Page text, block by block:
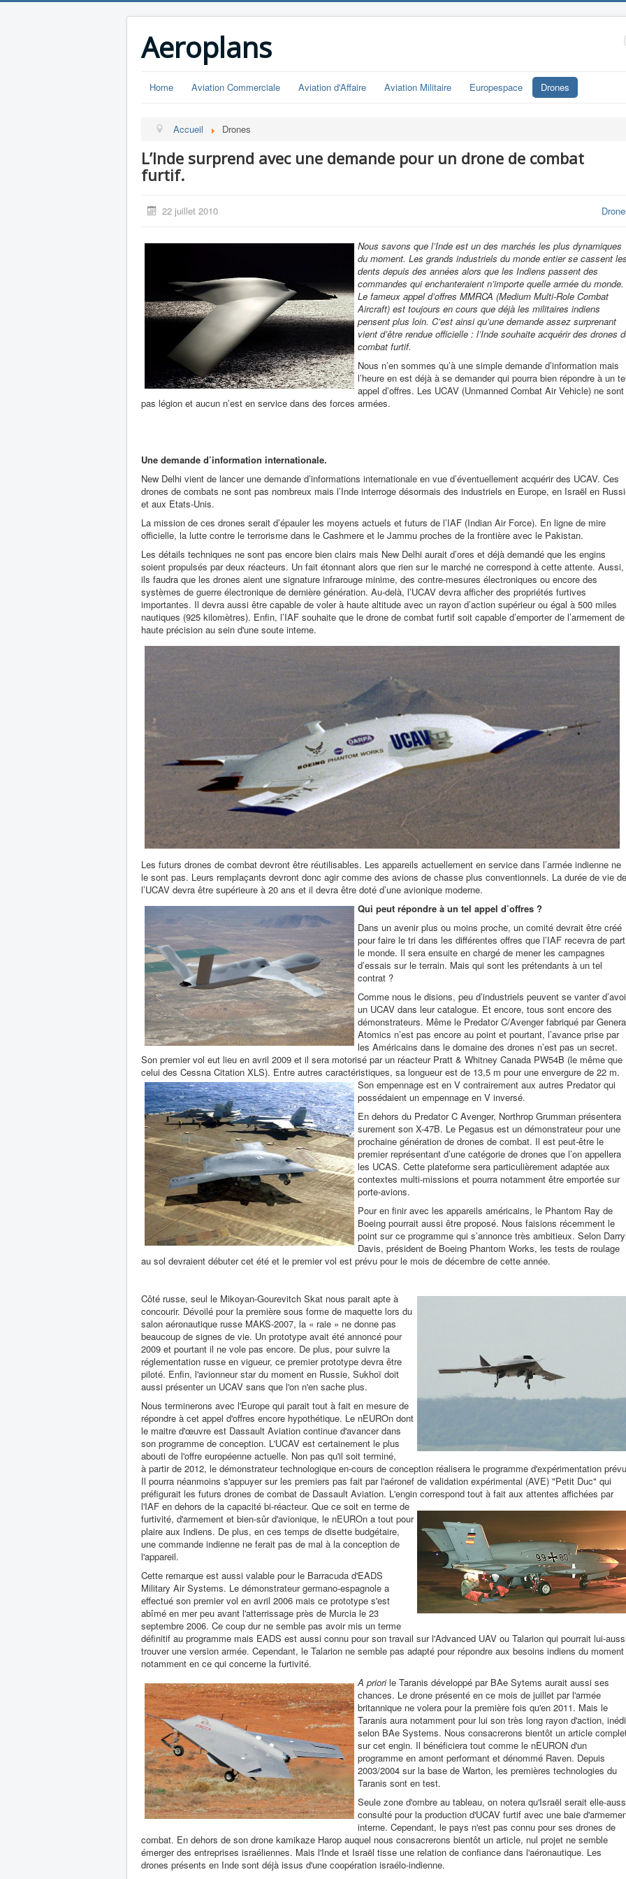
Aeroplans
Home Aviation Commerciale Aviation d'Affaire Aviation Militaire Europespace Drones
Accueil Drones
L’Inde surprend avec une demande pour un drone de combat
furtif.
22 juillet 2010
Nous savons que l’Inde est un des marchés les plus dynamiques
du moment. Les grands industriels du monde entier se cassent
dents depuis des années alors que les Indiens passent des
commandes qui enchanteraient n’importe quelle armée du monde.
Le fameux appel d’offres MMRCA (Medium Multi-Role Combat
Aircraft) est toujours en cours que déjà les militaires indiens
pensent plus loin. C’est ainsi qu’une demande assez surprenant
vient d’être rendue officielle : l’Inde souhaite acquérir des drones
combat furtif.
Nous n’en sommes qu’à une simple demande d’information mais
l’heure en est déjà à se demander qui pourra bien répondre à un
appel d’offres. Les UCAV (Unmanned Combat Air Vehicle) ne sont
pas légion et aucun n’est en service dans des forces armées.
Une demande d’information internationale.
New Delhi vient de lancer une demande d’informations internationale en vue d’éventuellement acquérir des UCAV. Ces
drones de combats ne sont pas nombreux mais l’Inde interroge désormais des industriels en Europe, en Israël en
et aux Etats-Unis.
La mission de ces drones serait d’épauler les moyens actuels et futurs de l’IAF (Indian Air Force). En ligne de mire
officielle, la lutte contre le terrorisme dans le Cashmere et le Jammu proches de la frontière avec le Pakistan.
Les détails techniques ne sont pas encore bien clairs mais New Delhi aurait d’ores et déjà demandé que les engins
soient propulsés par deux réacteurs. Un fait étonnant alors que rien sur le marché ne correspond à cette attente. Aussi,
ils faudra que les drones aient une signature infrarouge minime, des contre-mesures électroniques ou encore des
systèmes de guerre électronique de dernière génération. Au-delà, l’UCAV devra afficher des propriétés furtives
importantes. Il devra aussi être capable de voler à haute altitude avec un rayon d’action supérieur ou égal à 500 miles
nautiques (925 kilomètres). Enfin, l’IAF souhaite que le drone de combat furtif soit capable d’emporter de l’armement de
haute précision au sein d'une soute interne.
Les futurs drones de combat devront être réutilisables. Les appareils actuellement en service dans l’armée indienne ne
le sont pas. Leurs remplaçants devront donc agir comme des avions de chasse plus conventionnels. La durée de vie de
l’UCAV devra être supérieure à 20 ans et il devra être doté d’une avionique moderne.
Qui peut répondre à un tel appel d’offres ?
Dans un avenir plus ou moins proche, un comité devrait être créé
pour faire le tri dans les différentes offres que l’IAF recevra de part
le monde. Il sera ensuite en chargé de mener les campagnes
d’essais sur le terrain. Mais qui sont les prétendants à un tel
contrat ?
Comme nous le disions, peu d’industriels peuvent se vanter
un UCAV dans leur catalogue. Et encore, tous sont encore des
démonstrateurs. Même le Predator C/Avenger fabriqué par
Atomics n’est pas encore au point et pourtant, l’avance prise par
les Américains dans le domaine des drones n’est pas un secret.
Son premier vol eut lieu en avril 2009 et il sera motorisé par un réacteur Pratt & Whitney Canada PW54B (le même que
celui des Cessna Citation XLS). Entre autres caractéristiques, sa longueur est de 13,5 m pour une envergure de 22 m.
Son empennage est en V contrairement aux autres Predator qui
possédaient un empennage en V inversé.
En dehors du Predator C Avenger, Northrop Grumman présentera
surement son X-47B. Le Pegasus est un démonstrateur pour une
prochaine génération de drones de combat. Il est peut-être le
premier représentant d’une catégorie de drones que l’on appellera
les UCAS. Cette plateforme sera particulièrement adaptée aux
contextes multi-missions et pourra notamment être emportée sur
porte-avions.
Pour en finir avec les appareils américains, le Phantom Ray de
Boeing pourrait aussi être proposé. Nous faisions récemment le
point sur ce programme qui s’annonce très ambitieux. Selon
Davis, président de Boeing Phantom Works, les tests de roulage
au sol devraient débuter cet été et le premier vol est prévu pour le mois de décembre de cette année.
Côté russe, seul le Mikoyan-Gourevitch Skat nous parait apte à
concourir. Dévoilé pour la première sous forme de maquette lors du
salon aéronautique russe MAKS-2007, la « raie » ne donne pas
beaucoup de signes de vie. Un prototype avait été annoncé pour
2009 et pourtant il ne vole pas encore. De plus, pour suivre la
réglementation russe en vigueur, ce premier prototype devra être
piloté. Enfin, l'avionneur star du moment en Russie, Sukhoï doit
aussi présenter un UCAV sans que l'on n'en sache plus.
Nous terminerons avec l'Europe qui parait tout à fait en mesure de
répondre à cet appel d'offres encore hypothétique. Le nEUROn dont
le maitre d'œuvre est Dassault Aviation continue d'avancer dans
son programme de conception. L'UCAV est certainement le plus
abouti de l'offre européenne actuelle. Non pas qu'il soit terminé,
à partir de 2012, le démonstrateur technologique en-cours de conception réalisera le programme d'expérimentation
Il pourra néanmoins s'appuyer sur les premiers pas fait par l'aéronef de validation expérimental (AVE) "Petit Duc" qui
préfigurait les futurs drones de combat de Dassault Aviation. L'engin correspond tout à fait aux attentes affichées par
l'IAF en dehors de la capacité bi-réacteur. Que ce soit en terme de
furtivité, d'armement et bien-sûr d'avionique, le nEUROn a tout pour
plaire aux Indiens. De plus, en ces temps de disette budgétaire,
une commande indienne ne ferait pas de mal à la conception de
l'appareil.
Cette remarque est aussi valable pour le Barracuda d'EADS
Military Air Systems. Le démonstrateur germano-espagnole a
effectué son premier vol en avril 2006 mais ce prototype s'est
abîmé en mer peu avant l'atterrissage près de Murcia le 23
septembre 2006. Ce coup dur ne semble pas avoir mis un terme
définitif au programme mais EADS est aussi connu pour son travail sur l'Advanced UAV ou Talarion qui pourrait lui-
trouver une version armée. Cependant, le Talarion ne semble pas adapté pour répondre aux besoins indiens du moment
notamment en ce qui concerne la furtivité.
A priorile Taranis développé par BAe Sytems aurait aussi ses
chances. Le drone présenté en ce mois de juillet par l'armée
britannique ne volera pour la première fois qu'en 2011. Mais le
Taranis aura notamment pour lui son très long rayon d'action,
selon BAe Systems. Nous consacrerons bientôt un article
sur cet engin. Il bénéficiera tout comme le nEURON d'un
programme en amont performant et dénommé Raven. Depuis
2003/2004 sur la base de Warton, les premières technologies du
Taranis sont en test.
Seule zone d'ombre au tableau, on notera qu'Israël serait elle-
consulté pour la production d'UCAV furtif avec une baie
interne. Cependant, le pays n'est pas connu pour ses drones de
combat. En dehors de son drone kamikaze Harop auquel nous consacrerons bientôt un article, nul projet ne semble
émerger des entreprises israéliennes. Mais l'Inde et Israël tisse une relation de confiance dans l'aéronautique. Les
drones présents en Inde sont déjà issus d'une coopération israélo-indienne.